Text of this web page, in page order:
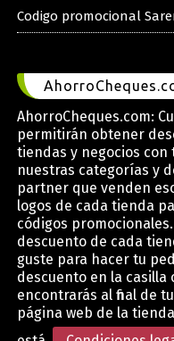
Codigo promocional
AhorroCheques.com:
permitirán obtener
tiendas y negocios con
nuestras categorías y
partner que venden
logos de cada tienda
códigos
descuento de cada
guste para hacer tu
descuento en la casilla
encontrarás al final de
página web de la